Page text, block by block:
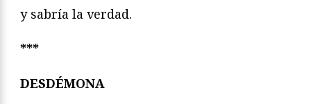
y sabría la verdad.
***
DESDÉMONA